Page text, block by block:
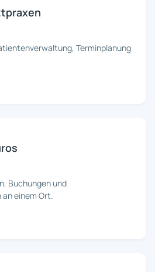
Terminplanung
Buchungen und
einem Ort.